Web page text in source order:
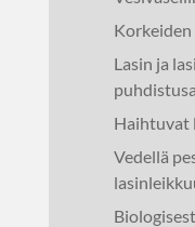
Lasin ja
Haihtuvat
Vedellä